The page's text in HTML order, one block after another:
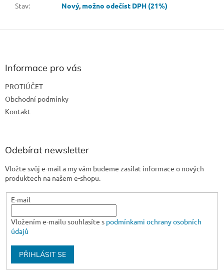
Stav: Nový, možno odečíst DPH (21%)
Z
Informace pro vás
PROTIÚČET
Obchodní podmínky
Kontakt
Odebírat newsletter
Vložte svůj e-mail a my vám budeme zasílat informace o nových
produktech na našem e-shopu.
E-mail
Vložením e-mailu souhlasíte s podmínkami ochrany osobních
údajů
PŘIHLÁSIT SE